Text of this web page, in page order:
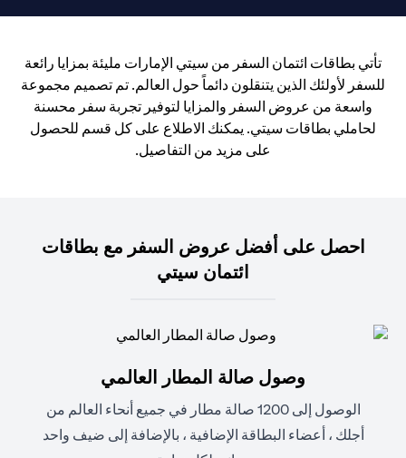
تأتي بطاقات ائتمان السفر من سيتي الإمارات مليئة بمزايا رائعة
للسفر لأولئك الذين يتنقلون دائماً حول العالم. تم تصميم مجموعة
واسعة من عروض السفر والمزايا لتوفير تجربة سفر محسنة
لحاملي بطاقات سيتي. يمكنك الاطلاع على كل قسم للحصول
على مزيد من التفاصيل.
احصل على أفضل عروض السفر مع بطاقات
ائتمان سيتي
وصول صالة المطار العالمي
الوصول إلى 1200 صالة مطار في جميع أنحاء العالم من
أجلك ، أعضاء البطاقة الإضافية ، بالإضافة إلى ضيف واحد